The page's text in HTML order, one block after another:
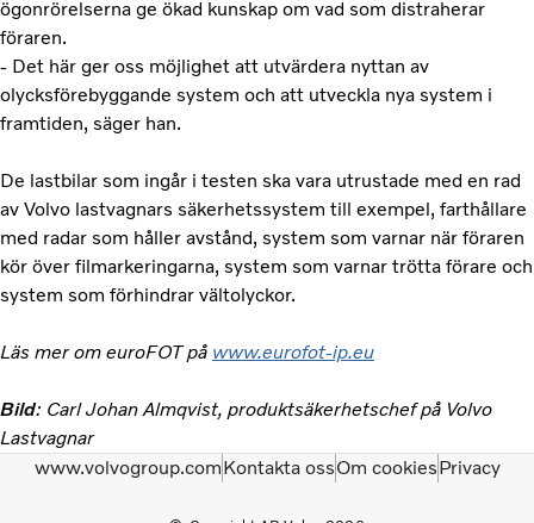
ögonrörelserna ge ökad kunskap om vad som distraherar
föraren.
- Det här ger oss möjlighet att utvärdera nyttan av
olycksförebyggande system och att utveckla nya system i
framtiden, säger han.
De lastbilar som ingår i testen ska vara utrustade med en rad
av Volvo lastvagnars säkerhetssystem till exempel, farthållare
med radar som håller avstånd, system som varnar när föraren
kör över filmarkeringarna, system som varnar trötta förare och
system som förhindrar vältolyckor.
Läs mer om euroFOT på www.eurofot-ip.eu
Bild: Carl Johan Almqvist, produktsäkerhetschef på Volvo
Lastvagnar
www.volvogroup.comKontakta ossOm cookiesPrivacy